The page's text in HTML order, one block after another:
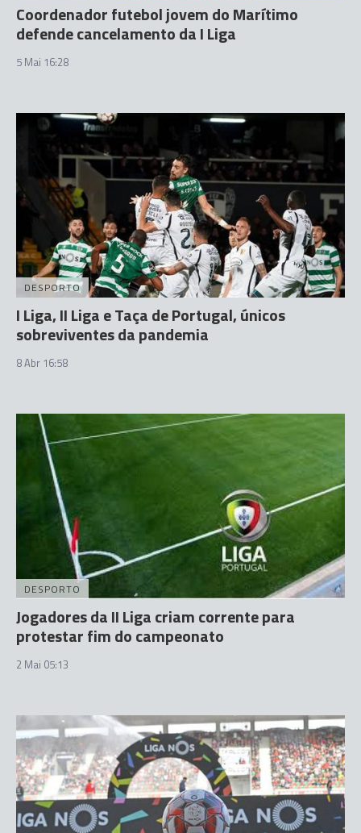
Coordenador futebol jovem do Marítimo
defende cancelamento da I Liga
5 Mai 16:28
DESPORTO
I Liga, II Liga e Taça de Portugal, únicos
sobreviventes da pandemia
8 Abr 16:58
DESPORTO
Jogadores da II Liga criam corrente para
protestar fim do campeonato
2 Mai 05:13